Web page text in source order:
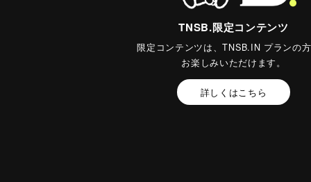
TNSB.限定コンテンツ
限定コンテンツは、TNSB.IN プランの
お楽しみいただけます。
詳しくはこちら